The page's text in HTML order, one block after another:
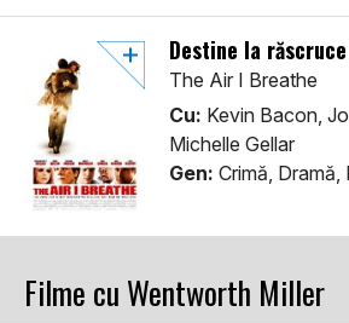
Destine la
The Air I Breathe
Cu: Kevin Bacon,
Michelle Gellar
Gen: Crimă, Dramă,
Filme cu Wentworth Miller